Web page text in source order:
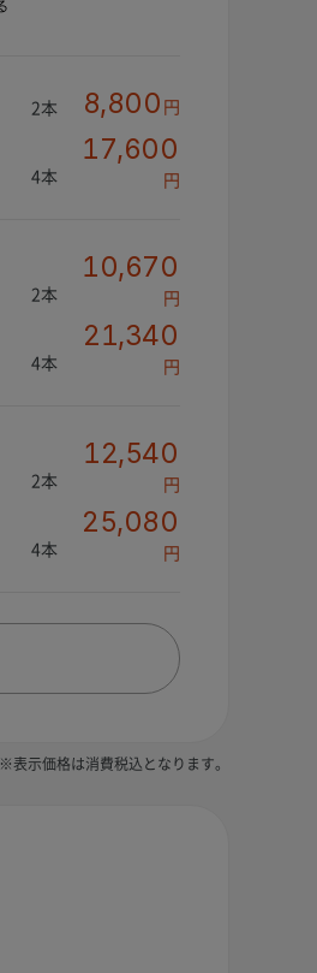
2本 8,800 円
4本
17,600
円
2本
10,670
円
4本
21,340
円
2本
12,540
円
4本
25,080
円
※表示価格は消費税込となります。